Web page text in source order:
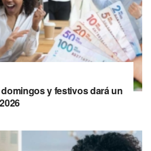
y festivos dará un